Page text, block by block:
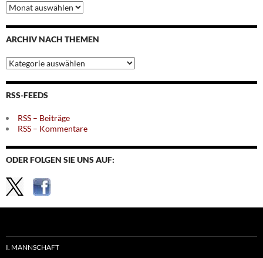
Archiv
nach
Monaten
ARCHIV NACH THEMEN
Archiv
nach
Themen
RSS-FEEDS
RSS – Beiträge
RSS – Kommentare
ODER FOLGEN SIE UNS AUF:
I. MANNSCHAFT